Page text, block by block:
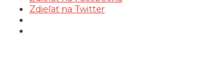
Zdieľať na Twitter